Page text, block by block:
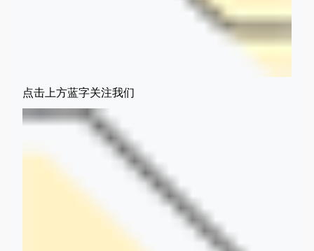
点击上方蓝字关注我们